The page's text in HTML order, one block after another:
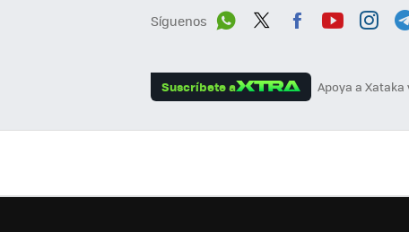
Síguenos
ats
App
ter
ebo
ok
Suscríbete a Apoya a